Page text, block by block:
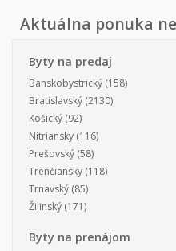
Aktuálna ponuka
Byty na predaj
Banskobystrický (158)
Bratislavský (2130)
Košický (92)
Nitriansky (116)
Prešovský (58)
Trenčiansky (118)
Trnavský (85)
Žilinský (171)
Byty na prenájom